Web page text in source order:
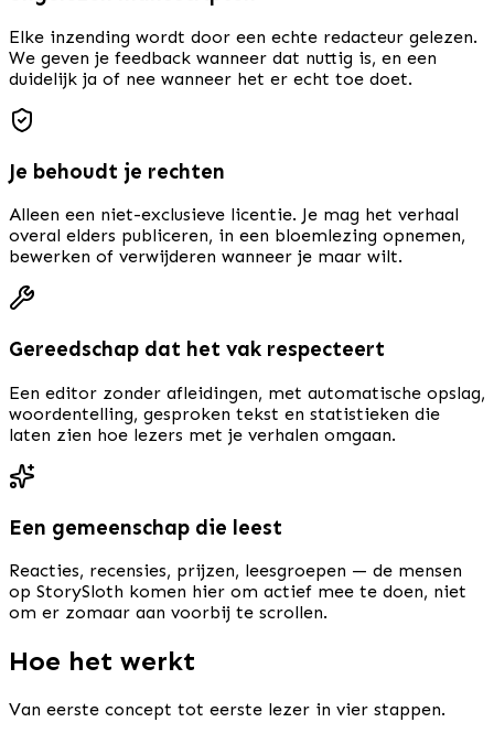
Elke inzending wordt door een echte redacteur gelezen.
We geven je feedback wanneer dat nuttig is, en een
duidelijk ja of nee wanneer het er echt toe doet.
Je behoudt je rechten
Alleen een niet-exclusieve licentie. Je mag het verhaal
overal elders publiceren, in een bloemlezing opnemen,
bewerken of verwijderen wanneer je maar wilt.
Gereedschap dat het vak respecteert
Een editor zonder afleidingen, met automatische opslag,
woordentelling, gesproken tekst en statistieken die
laten zien hoe lezers met je verhalen omgaan.
Een gemeenschap die leest
Reacties, recensies, prijzen, leesgroepen — de mensen
op StorySloth komen hier om actief mee te doen, niet
om er zomaar aan voorbij te scrollen.
Hoe het werkt
Van eerste concept tot eerste lezer in vier stappen.